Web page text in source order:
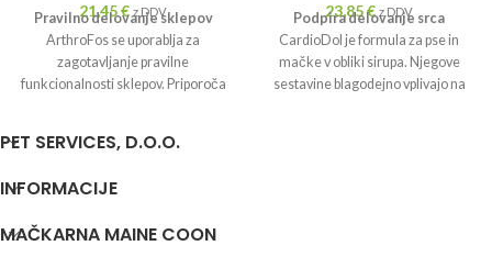
21,45€ z DDV
Pravilno delovanje sklepov
ArthroFos se uporablja za
zagotavljanje pravilne
funkcionalnosti sklepov. Priporoča
starejšim psom.
23,85€ z DDV
Podpira delovanje srca
CardioDol je formula za pse in
mačke v obliki sirupa. Njegove
sestavine blagodejno vplivajo na
PET SERVICES, D.O.O.
INFORMACIJE
MAČKARNA MAINE COON